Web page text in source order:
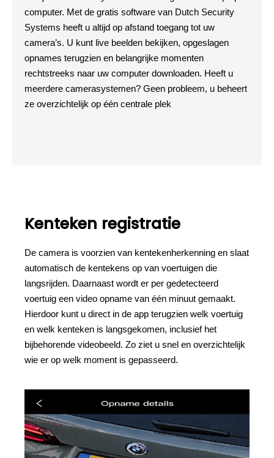
computer. Met de gratis software van Dutch Security
Systems heeft u altijd op afstand toegang tot uw
camera’s. U kunt live beelden bekijken, opgeslagen
opnames terugzien en belangrijke momenten
rechtstreeks naar uw computer downloaden. Heeft u
meerdere camerasystemen? Geen probleem, u beheert
ze overzichtelijk op één centrale plek
Kenteken registratie
De camera is voorzien van kentekenherkenning en slaat
automatisch de kentekens op van voertuigen die
langsrijden. Daarnaast wordt er per gedetecteerd
voertuig een video opname van één minuut gemaakt.
Hierdoor kunt u direct in de app terugzien welk voertuig
en welk kenteken is langsgekomen, inclusief het
bijbehorende videobeeld. Zo ziet u snel en overzichtelijk
wie er op welk moment is gepasseerd.